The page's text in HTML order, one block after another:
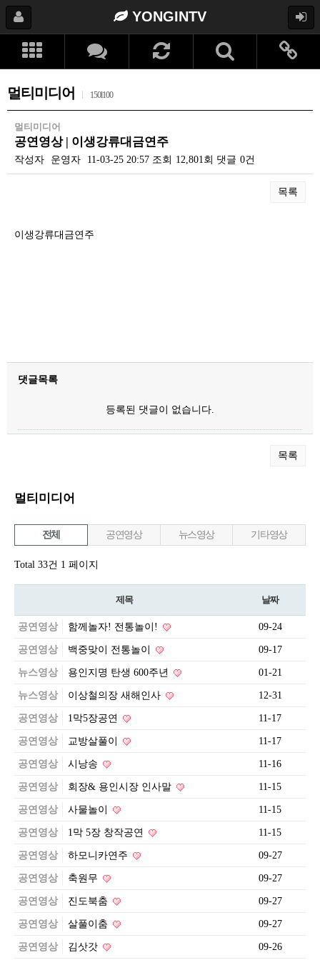
YONGINTV
멀티미디어 150l100
멀티미디어
공연영상 | 이생강류대금연주
작성자 운영자 11-03-25 20:57 조회 12,801회 댓글 0건
목록
이생강류대금연주
댓글목록
등록된 댓글이 없습니다.
목록
멀티미디어
전체 공연영상 뉴스영상 기타영상
Total 33건 1 페이지
제목 날짜
공연영상 함께놀자! 전통놀이! 09-24
공연영상 백중맞이 전통놀이 09-17
뉴스영상 용인지명 탄생 600주년 01-21
뉴스영상 이상철의장 새해인사 12-31
공연영상 1막5장공연 11-17
공연영상 교방살풀이 11-17
공연영상 시낭송 11-16
공연영상 회장& 용인시장 인사말 11-15
공연영상 사물놀이 11-15
공연영상 1막 5장 창작공연 11-15
공연영상 하모니카연주 09-27
공연영상 축원무 09-27
공연영상 진도북춤 09-27
공연영상 살풀이춤 09-27
공연영상 김삿갓 09-26